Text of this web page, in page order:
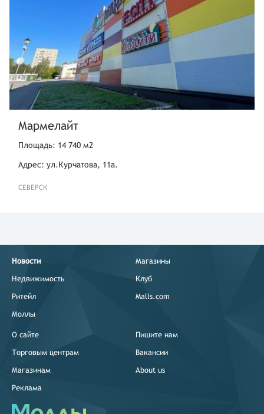
Мармелайт
Площадь: 14 740 м2
Адрес: ул.Курчатова, 11а.
СЕВЕРСК
Новости
Недвижимость
Ритейл
Моллы
Магазины
Клуб
Malls.com
О сайте
Торговым центрам
Магазинам
Реклама
Пишите нам
Вакансии
About us